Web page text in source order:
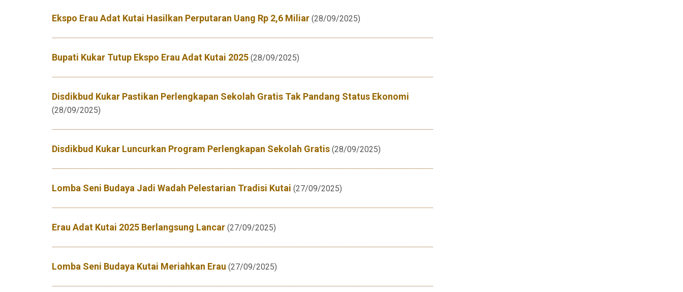
Ekspo Erau Adat Kutai Hasilkan Perputaran Uang Rp 2,6 Miliar (28/09/2025)
Bupati Kukar Tutup Ekspo Erau Adat Kutai 2025 (28/09/2025)
Disdikbud Kukar Pastikan Perlengkapan Sekolah Gratis Tak Pandang Status Ekonomi
(28/09/2025)
Disdikbud Kukar Luncurkan Program Perlengkapan Sekolah Gratis (28/09/2025)
Lomba Seni Budaya Jadi Wadah Pelestarian Tradisi Kutai (27/09/2025)
Erau Adat Kutai 2025 Berlangsung Lancar (27/09/2025)
Lomba Seni Budaya Kutai Meriahkan Erau (27/09/2025)